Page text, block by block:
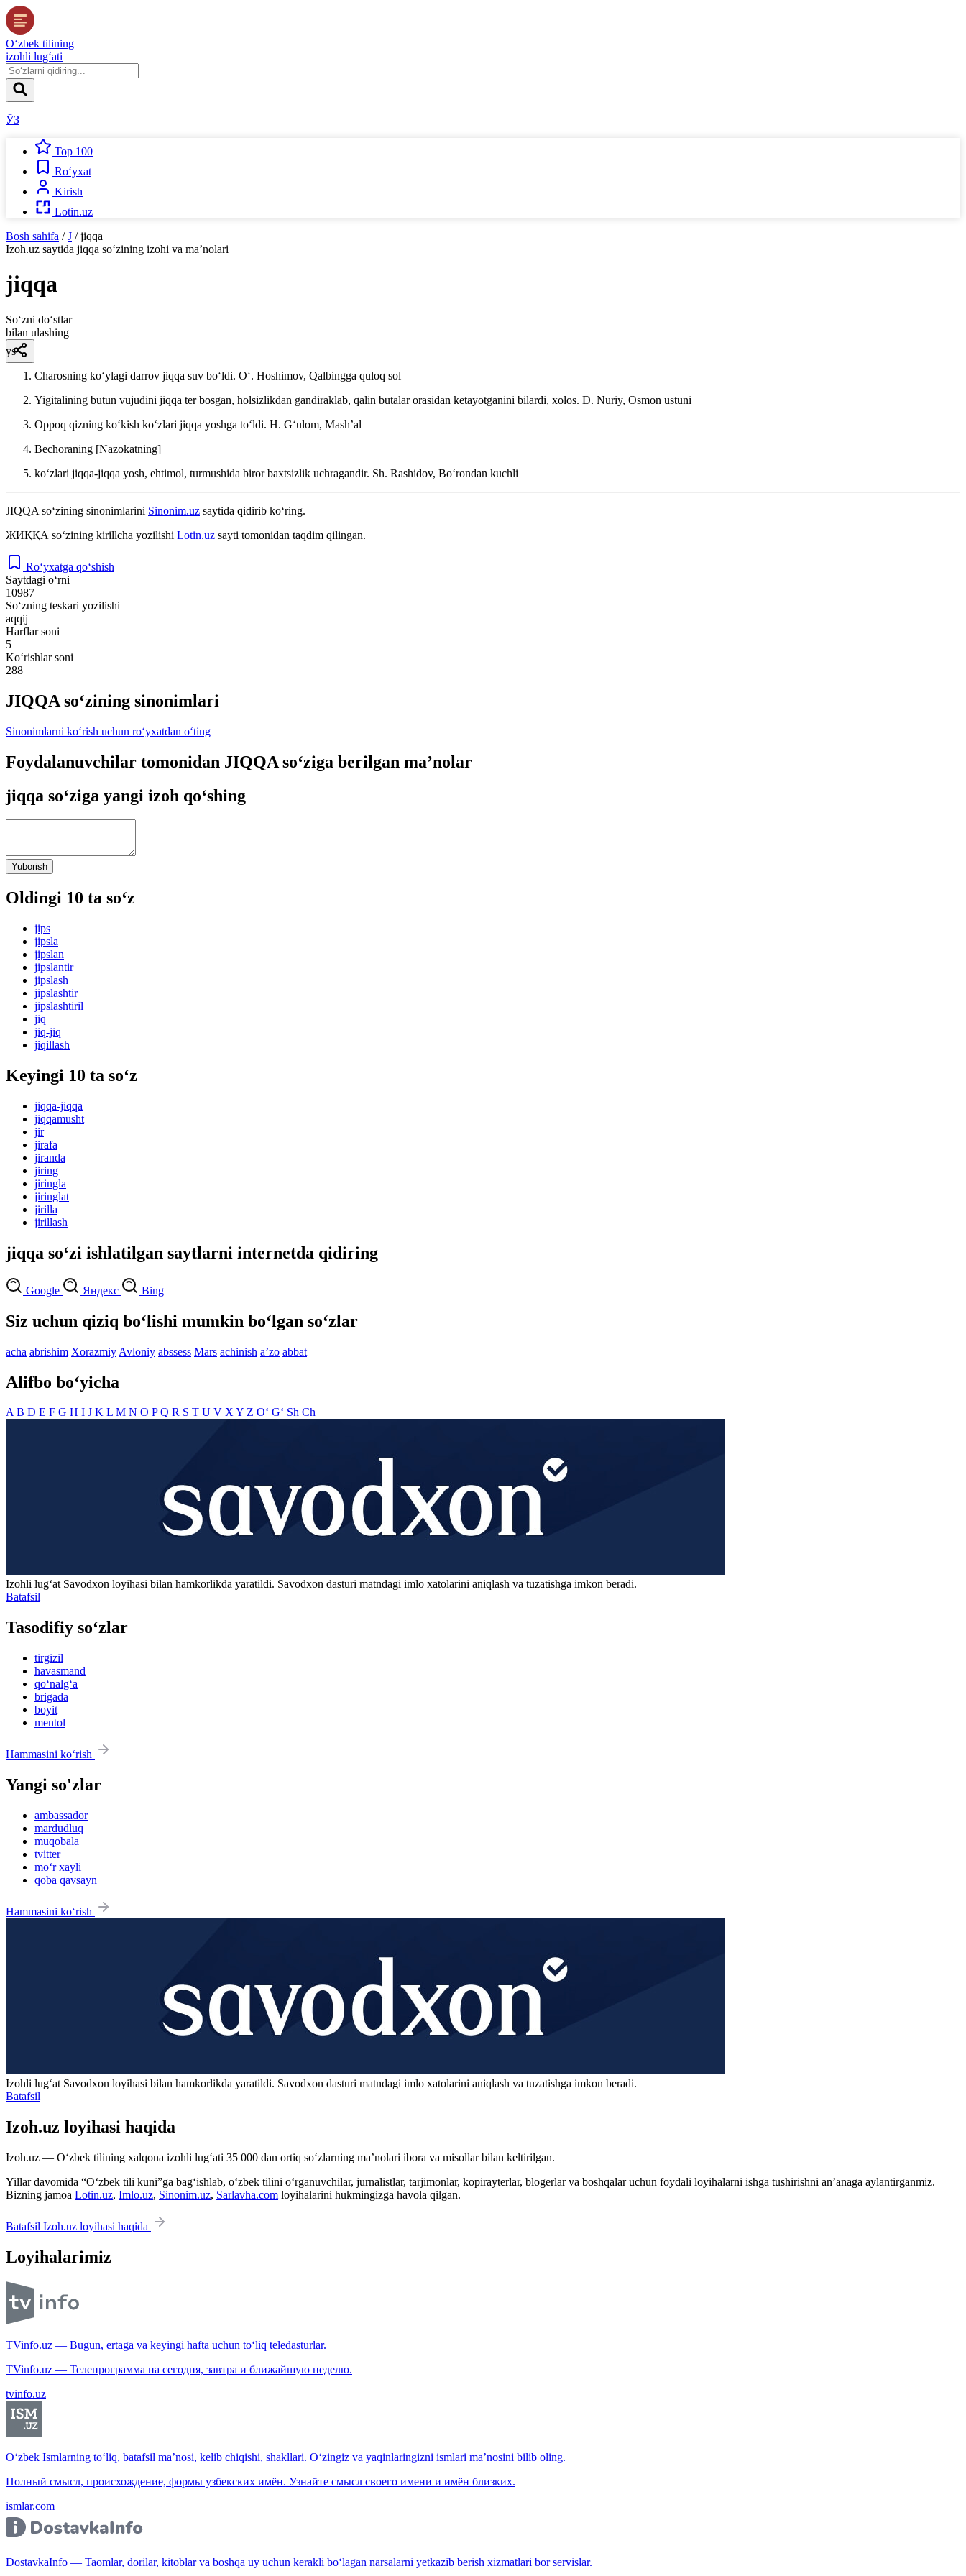
O‘zbek tilining
izohli lug‘ati
ЎЗ
Top 100
Ro‘yxat
Kirish
Lotin.uz
Bosh sahifa / J / jiqqa
Izoh.uz saytida jiqqa so‘zining izohi va ma’nolari
jiqqa
So‘zni do‘stlar
bilan ulashing
ys
Charosning koʻylagi darrov jiqqa suv boʻldi. Oʻ. Hoshimov, Qalbingga quloq sol
Yigitalining butun vujudini jiqqa ter bosgan, holsizlikdan gandiraklab, qalin butalar orasidan ketayotganini bilardi, xolos. D. Nuriy, Osmon ustuni
Oppoq qizning koʻkish koʻzlari jiqqa yoshga toʻldi. H. Gʻulom, Mashʼal
Bechoraning [Nazokatning]
koʻzlari jiqqa-jiqqa yosh, ehtimol, turmushida biror baxtsizlik uchragandir. Sh. Rashidov, Boʻrondan kuchli
JIQQA so‘zining sinonimlarini Sinonim.uz saytida qidirib ko‘ring.
ЖИҚҚА so‘zining kirillcha yozilishi Lotin.uz sayti tomonidan taqdim qilingan.
Ro‘yxatga qo‘shish
Saytdagi o‘rni
10987
So‘zning teskari yozilishi
aqqij
Harflar soni
5
Ko‘rishlar soni
288
JIQQA so‘zining sinonimlari
Sinonimlarni ko‘rish uchun ro‘yxatdan o‘ting
Foydalanuvchilar tomonidan JIQQA so‘ziga berilgan ma’nolar
jiqqa so‘ziga yangi izoh qo‘shing
Yuborish
Oldingi 10 ta so‘z
jips
jipsla
jipslan
jipslantir
jipslash
jipslashtir
jipslashtiril
jiq
jiq-jiq
jiqillash
Keyingi 10 ta so‘z
jiqqa-jiqqa
jiqqamusht
jir
jirafa
jiranda
jiring
jiringla
jiringlat
jirilla
jirillash
jiqqa so‘zi ishlatilgan saytlarni internetda qidiring
Google Яндекс Bing
Siz uchun qiziq bo‘lishi mumkin bo‘lgan so‘zlar
acha abrishim Xorazmiy Avloniy abssess Mars achinish aʼzo abbat
Alifbo bo‘yicha
AB D E F G H I J K L M N O PQ R S T U V XY Z O‘ G‘ Sh Ch
Izohli lugʻat Savodxon loyihasi bilan hamkorlikda yaratildi. Savodxon dasturi matndagi imlo xatolarini aniqlash va tuzatishga imkon beradi.
Batafsil
Tasodifiy so‘zlar
tirgizil
havasmand
qo‘nalg‘a
brigada
boyit
mentol
Hammasini ko‘rish
Yangi so'zlar
ambassador
mardudluq
muqobala
tvitter
mo‘r xayli
qoba qavsayn
Hammasini ko‘rish
Izohli lugʻat Savodxon loyihasi bilan hamkorlikda yaratildi. Savodxon dasturi matndagi imlo xatolarini aniqlash va tuzatishga imkon beradi.
Batafsil
Izoh.uz loyihasi haqida
Izoh.uz — O‘zbek tilining xalqona izohli lug‘ati 35 000 dan ortiq so‘zlarning ma’nolari ibora va misollar bilan keltirilgan.
Yillar davomida “O‘zbek tili kuni”ga bag‘ishlab, o‘zbek tilini o‘rganuvchilar, jurnalistlar, tarjimonlar, kopirayterlar, blogerlar va boshqalar uchun foydali loyihalarni ishga tushirishni an’anaga aylantirganmiz.
Bizning jamoa Lotin.uz, Imlo.uz, Sinonim.uz, Sarlavha.com loyihalarini hukmingizga havola qilgan.
Batafsil Izoh.uz loyihasi haqida
Loyihalarimiz
TVinfo.uz — Bugun, ertaga va keyingi hafta uchun to‘liq teledasturlar.
TVinfo.uz — Телепрограмма на сегодня, завтра и ближайшую неделю.
tvinfo.uz
O‘zbek Ismlarning to‘liq, batafsil ma’nosi, kelib chiqishi, shakllari. O‘zingiz va yaqinlaringizni ismlari ma’nosini bilib oling.
Полный смысл, происхождение, формы узбекских имён. Узнайте смысл своего имени и имён близких.
ismlar.com
DostavkaInfo — Taomlar, dorilar, kitoblar va boshqa uy uchun kerakli bo‘lagan narsalarni yetkazib berish xizmatlari bor servislar.